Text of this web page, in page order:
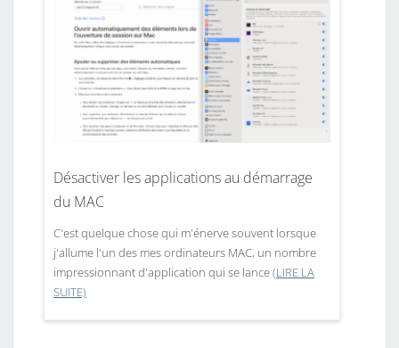
Désactiver les applications au démarrage
du MAC
C'est quelque chose qui m'énerve souvent lorsque
j'allume l'un des mes ordinateurs MAC, un nombre
impressionnant d'application qui se lance(LIRE LA
SUITE)